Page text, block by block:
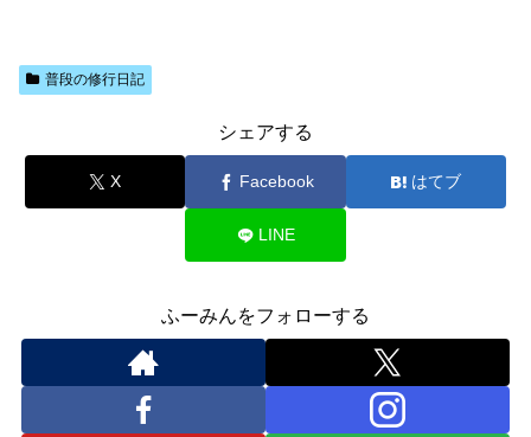
普段の修行日記
シェアする
X Facebook はてブ
LINE
ふーみんをフォローする